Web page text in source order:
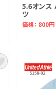
5.6オンス
ツ
価格： 800円